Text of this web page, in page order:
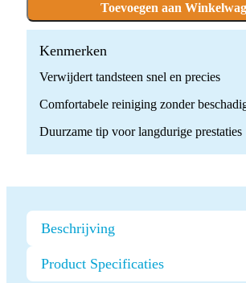
GC1
quantity
Toevoegen aan
Kenmerken
Verwijdert tandsteen snel en precies
Comfortabele reiniging zonder
Duurzame tip voor langdurige prestaties
Beschrijving
Product Specificaties